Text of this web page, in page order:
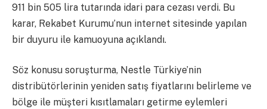
911 bin 505 lira tutarında idari para cezası verdi. Bu
karar, Rekabet Kurumu’nun internet sitesinde yapılan
bir duyuru ile kamuoyuna açıklandı.
Söz konusu soruşturma, Nestle Türkiye’nin
distribütörlerinin yeniden satış fiyatlarını belirleme ve
bölge ile müşteri kısıtlamaları getirme eylemleri